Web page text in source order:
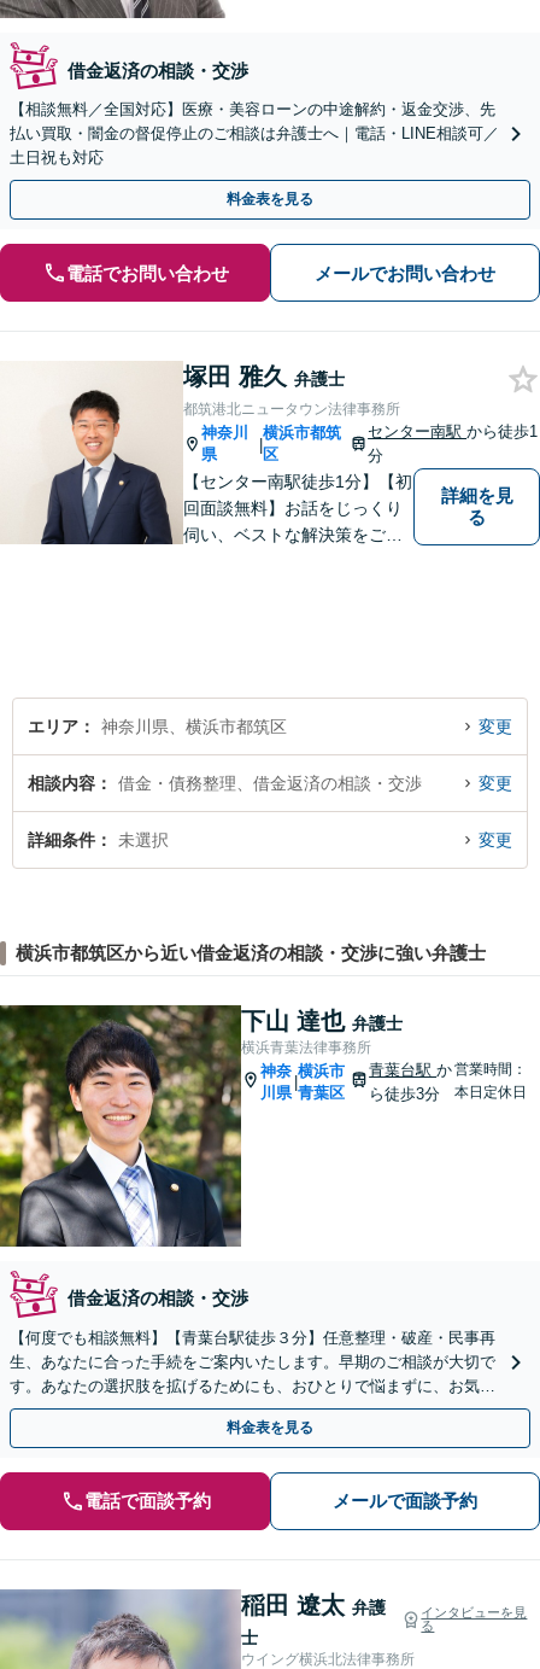
借金返済の相談・交渉
【相談無料／全国対応】医療・美容ローンの中途解約・返金交渉、先
払い買取・闇金の督促停止のご相談は弁護士へ｜電話・LINE相談可／
土日祝も対応
料金表を見る
電話でお問い合わせ メールでお問い合わせ
塚田 雅久 弁護士
都筑港北ニュータウン法律事務所
神奈川
県
|
横浜市都筑
区
センター南駅から徒歩1
分
【センター南駅徒歩1分】【初
回面談無料】お話をじっくり
伺い、ベストな解決策をご一
気軽にご相談頂ければと思い
ます。
詳細を見
る
エリア 神奈川県、横浜市都筑区 変更
相談内容 借金・債務整理、借金返済の相談・交渉 変更
詳細条件 未選択 変更
横浜市都筑区から近い借金返済の相談・交渉に強い弁護士
下山 達也 弁護士
横浜青葉法律事務所
神奈
川県
横浜市
青葉区
青葉台駅か
ら徒歩3分
営業時間：
本日定休日
借金返済の相談・交渉
【何度でも相談無料】【青葉台駅徒歩３分】任意整理・破産・民事再
生、あなたに合った手続をご案内いたします。早期のご相談が大切で
す。あなたの選択肢を拡げるためにも、おひとりで悩まずに、お気軽
に弁護士を頼ってください。【夜間・土日相談可】
料金表を見る
電話で面談予約 メールで面談予約
稲田 遼太 弁護
士
インタビューを見
る
ウイング横浜北法律事務所